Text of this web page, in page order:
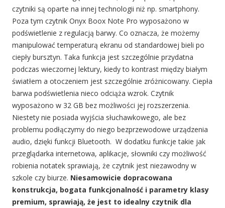
czytniki są oparte na innej technologii niż np. smartphony.
Poza tym czytnik Onyx Boox Note Pro wyposażono w
podświetlenie z regulacją barwy. Co oznacza, że możemy
manipulować temperaturą ekranu od standardowej bieli po
ciepły bursztyn. Taka funkcja jest szczególnie przydatna
podczas wieczornej lektury, kiedy to kontrast między białym
światłem a otoczeniem jest szczególnie zróżnicowany. Ciepła
barwa podświetlenia nieco odciąża wzrok. Czytnik
wyposażono w 32 GB bez możliwości jej rozszerzenia.
Niestety nie posiada wyjścia słuchawkowego, ale bez
problemu podłączymy do niego bezprzewodowe urządzenia
audio, dzięki funkcji Bluetooth. W dodatku funkcje takie jak
przeglądarka internetowa, aplikacje, słowniki czy możliwość
robienia notatek sprawiają, że czytnik jest niezawodny w
szkole czy biurze. Niesamowicie dopracowana
konstrukcja, bogata funkcjonalność i parametry klasy
premium, sprawiają, że jest to idealny czytnik dla